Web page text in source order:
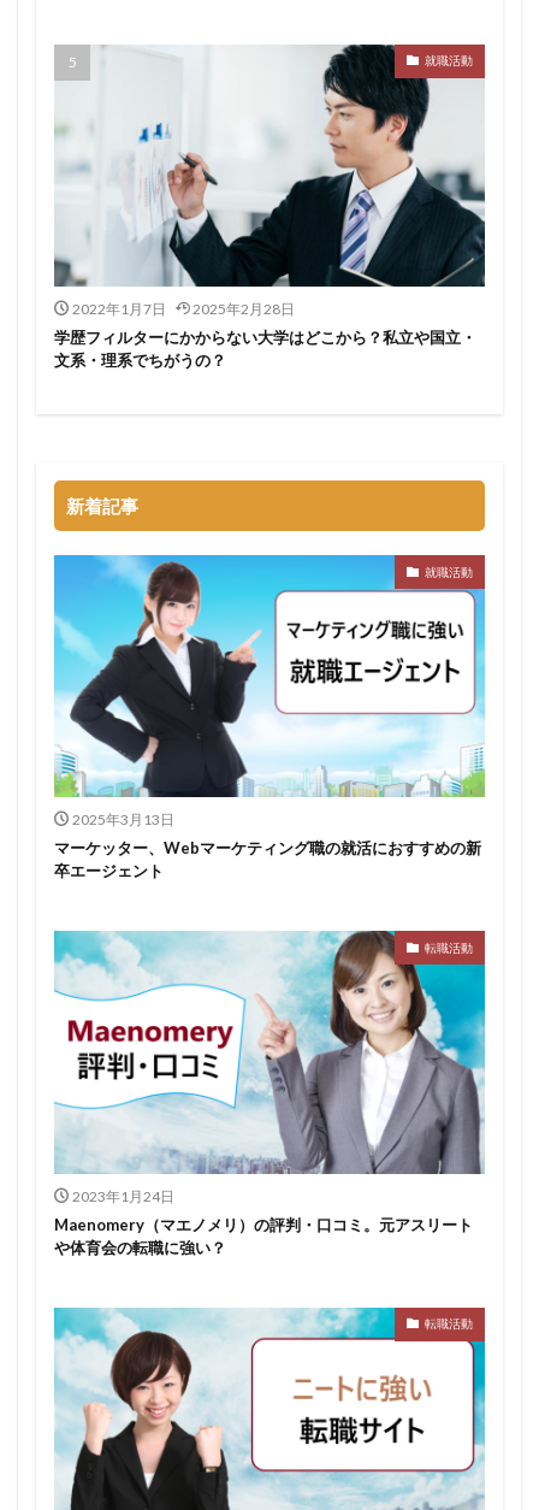
就職活動
2022年1月7日 2025年2月28日
学歴フィルターにかからない大学はどこから？私立や国立・
文系・理系でちがうの？
新着記事
就職活動
2025年3月13日
マーケッター、Webマーケティング職の就活におすすめの新
卒エージェント
転職活動
2023年1月24日
Maenomery（マエノメリ）の評判・口コミ。元アスリート
や体育会の転職に強い？
転職活動
CAMPUS CAREER
20代
dodaキャンパス
2025卒
2024卒
2024
2023 1年目
1ヵ月未満
DiG UP CAREER DYM就職
Sier
SE Re就活
Premiumスカウト
pacebox
ONECAREER OfferBox
NNT
Meets Company
Maenomery
JOBRASS新卒
JAIC
やめても生きていける
みなし手当
やり方
ミーツカンパニー
マイナビ新卒紹介
マイナビジョブ20'sスカウト
マイナビジョブ20's
マイナビ
マーケティング
やりたくない
やり方がわからない
ホワイト企業ランキング
不人気業界
人生終了
二次面接
二次募集 事務職
九州地方
中小企業
ユニスタイル
一次面接
リクナビ就職エージェント
リクナビ
ランキング
マーケッター
ホワイト企業
シェア
スタートアップ
ディグアップキャリア
ツノル
タイプ
スポナビキャリア
スポチョク
スポチャレ
スポーツフィールド
スポーツ
スカウトサイト
デューダ スーツ
しんどい
シンクトワイス
ジョブラス
ジョブトラ
ジョブティービー
システムエンジニア
ジェイック
テストセンター
どこから
ボロボロ
ベクトル
ペースボックス
プログラミング
プログラマー
フューチャーファインダー
どこでもいい
ビズリーチ・キャンパス
バレない
ハタラクティブ
ネオキャリア
ニート
どんな性格の人